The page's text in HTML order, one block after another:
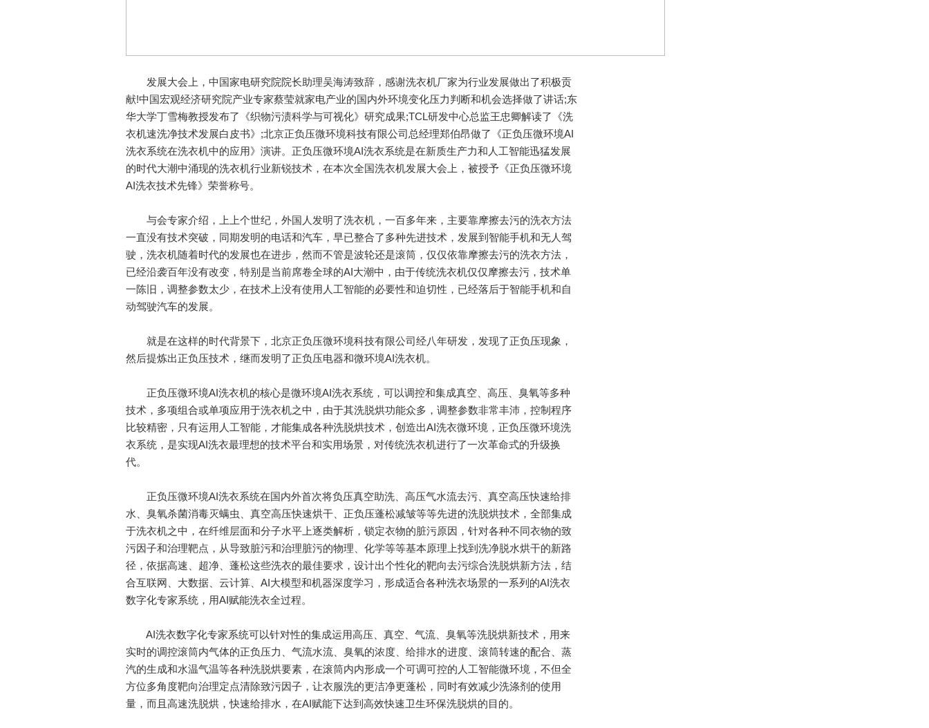
发展大会上，中国家电研究院院长助理吴海涛致辞，感谢洗衣机厂家为行业发展做出了积极贡
献!中国宏观经济研究院产业专家蔡莹就家电产业的国内外环境变化压力判断和机会选择做了讲话;东
华大学丁雪梅教授发布了《织物污渍科学与可视化》研究成果;TCL研发中心总监王忠卿解读了《洗
衣机速洗净技术发展白皮书》;北京正负压微环境科技有限公司总经理郑伯昂做了《正负压微环境AI
洗衣系统在洗衣机中的应用》演讲。正负压微环境AI洗衣系统是在新质生产力和人工智能迅猛发展
的时代大潮中涌现的洗衣机行业新锐技术，在本次全国洗衣机发展大会上，被授予《正负压微环境
AI洗衣技术先锋》荣誉称号。
与会专家介绍，上上个世纪，外国人发明了洗衣机，一百多年来，主要靠摩擦去污的洗衣方法
一直没有技术突破，同期发明的电话和汽车，早已整合了多种先进技术，发展到智能手机和无人驾
驶，洗衣机随着时代的发展也在进步，然而不管是波轮还是滚筒，仅仅依靠摩擦去污的洗衣方法，
已经沿袭百年没有改变，特别是当前席卷全球的AI大潮中，由于传统洗衣机仅仅摩擦去污，技术单
一陈旧，调整参数太少，在技术上没有使用人工智能的必要性和迫切性，已经落后于智能手机和自
动驾驶汽车的发展。
就是在这样的时代背景下，北京正负压微环境科技有限公司经八年研发，发现了正负压现象，
然后提炼出正负压技术，继而发明了正负压电器和微环境AI洗衣机。
正负压微环境AI洗衣机的核心是微环境AI洗衣系统，可以调控和集成真空、高压、臭氧等多种
技术，多项组合或单项应用于洗衣机之中，由于其洗脱烘功能众多，调整参数非常丰沛，控制程序
比较精密，只有运用人工智能，才能集成各种洗脱烘技术，创造出AI洗衣微环境，正负压微环境洗
衣系统，是实现AI洗衣最理想的技术平台和实用场景，对传统洗衣机进行了一次革命式的升级换
代。
正负压微环境AI洗衣系统在国内外首次将负压真空助洗、高压气水流去污、真空高压快速给排
水、臭氧杀菌消毒灭螨虫、真空高压快速烘干、正负压蓬松减皱等等先进的洗脱烘技术，全部集成
于洗衣机之中，在纤维层面和分子水平上逐类解析，锁定衣物的脏污原因，针对各种不同衣物的致
污因子和治理靶点，从导致脏污和治理脏污的物理、化学等等基本原理上找到洗净脱水烘干的新路
径，依据高速、超净、蓬松这些洗衣的最佳要求，设计出个性化的靶向去污综合洗脱烘新方法，结
合互联网、大数据、云计算、AI大模型和机器深度学习，形成适合各种洗衣场景的一系列的AI洗衣
数字化专家系统，用AI赋能洗衣全过程。
AI洗衣数字化专家系统可以针对性的集成运用高压、真空、气流、臭氧等洗脱烘新技术，用来
实时的调控滚筒内气体的正负压力、气流水流、臭氧的浓度、给排水的进度、滚筒转速的配合、蒸
汽的生成和水温气温等各种洗脱烘要素，在滚筒内内形成一个可调可控的人工智能微环境，不但全
方位多角度靶向治理定点清除致污因子，让衣服洗的更洁净更蓬松，同时有效减少洗涤剂的使用
量，而且高速洗脱烘，快速给排水，在AI赋能下达到高效快速卫生环保洗脱烘的目的。